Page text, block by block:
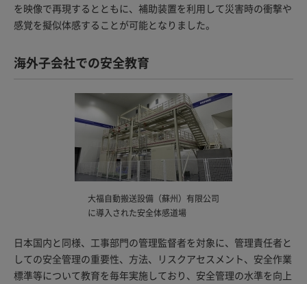
を映像で再現するとともに、補助装置を利用して災害時の衝撃や
感覚を擬似体感することが可能となりました。
海外子会社での安全教育
大福自動搬送設備（蘇州）有限公司
に導入された安全体感道場
日本国内と同様、工事部門の管理監督者を対象に、管理責任者と
しての安全管理の重要性、方法、リスクアセスメント、安全作業
標準等について教育を毎年実施しており、安全管理の水準を向上